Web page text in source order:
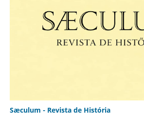
Sæculum - Revista de História